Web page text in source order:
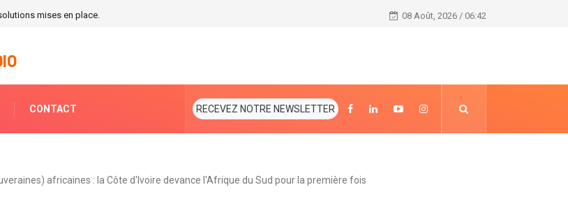
mises en place. Jour 2 MASA : Le public goûte le contenu des
08 Août, 2026 / 06:42
CONTACT RECEVEZ NOTRE NEWSLETTER
africaines : la Côte d'Ivoire devance l'Afrique du Sud pour la première fois